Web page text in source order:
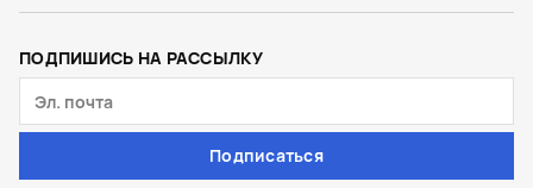
ПОДПИШИСЬ НА РАССЫЛКУ
Подписаться